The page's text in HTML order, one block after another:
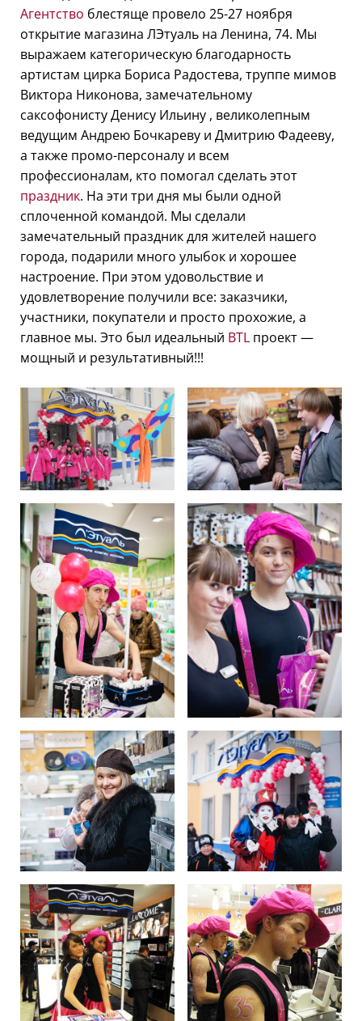
Агентство блестяще провело 25-27 ноября
открытие магазина ЛЭтуаль на Ленина, 74. Мы
выражаем категорическую благодарность
артистам цирка Бориса Радостева, труппе мимов
Виктора Никонова, замечательному
саксофонисту Денису Ильину , великолепным
ведущим Андрею Бочкареву и Дмитрию Фадееву,
а также промо-персоналу и всем
профессионалам, кто помогал сделать этот
праздник. На эти три дня мы были одной
сплоченной командой. Мы сделали
замечательный праздник для жителей нашего
города, подарили много улыбок и хорошее
настроение. При этом удовольствие и
удовлетворение получили все: заказчики,
участники, покупатели и просто прохожие, а
главное мы. Это был идеальный BTL проект —
мощный и результативный!!!